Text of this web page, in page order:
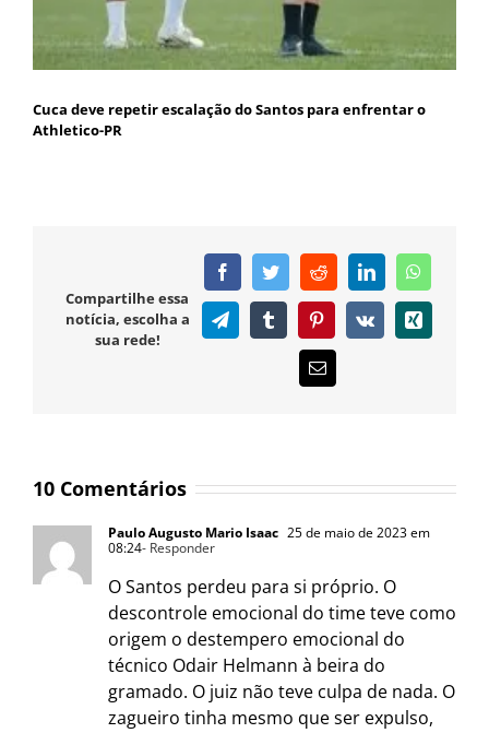
Cuca deve repetir escalação do Santos para enfrentar o
Athletico-PR
Compartilhe essa
notícia, escolha a
sua rede!
FacebookTwitterRedditLinkedIn
TelegramTumblr PinterestVk Xing
E-
mail
10 Comentários
Paulo Augusto Mario Isaac 25 de maio de 2023 em
08:24- Responder
O Santos perdeu para si próprio. O
descontrole emocional do time teve como
origem o destempero emocional do
técnico Odair Helmann à beira do
gramado. O juiz não teve culpa de nada. O
zagueiro tinha mesmo que ser expulso,